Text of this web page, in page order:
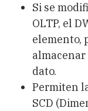
Si se
OLTP, el
elemento,
dato.
Permiten
SCD